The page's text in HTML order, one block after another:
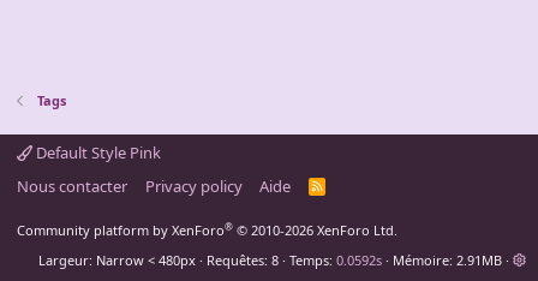
Tags
Default Style Pink
Nous contacter
Privacy policy Aide
R
Community platform by XenForo® © 2010-2026 XenForo Ltd.
Largeur
Requêtes 8 Temps 0.0592s Mémoire 2.91MB